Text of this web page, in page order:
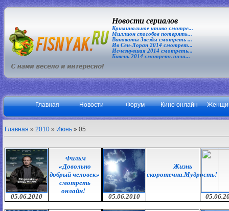
Новости сериалов
Криминальное чтиво смотре...
Миллион способов потерять...
Виноваты Звезды смотреть ...
Ив Сен-Лоран 2014 смотрет...
Исчезнувшая 2014 смотреть...
Бивень 2014 смотреть онла...
Главная Новости Форум Кино онлайн
Главная » 2010 » Июнь » 05
05.06.2010
Фильм
«Довольно
добрый человек»
смотреть
онлайн!
05.06.2010
Жизнь
скоротечна.Мудрость!